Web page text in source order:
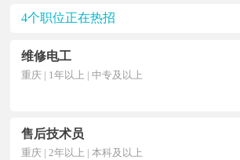
4个职位正在热招
维修电工
重庆 | 1年以上 | 中专及以上
售后技术员
重庆 | 2年以上 | 本科及以上